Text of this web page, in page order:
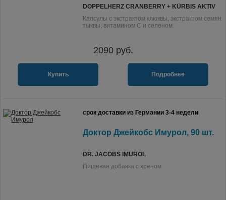
DOPPELHERZ CRANBERRY + KÜRBIS AKTIV
Капсулы с экстрактом клюквы, экстрактом семян
тыквы, витамином С и селеном.
2090руб.
Купить Подробнее
срок доставки из Германии 3-4 недели
Доктор Джейкобс Имурол, 90 шт.
DR. JACOBS IMUROL
Пищевая добавка с хреном